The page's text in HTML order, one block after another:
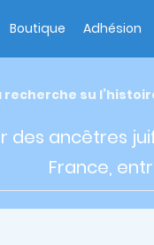
Boutique Adhésion
su
des ancêtres
France,